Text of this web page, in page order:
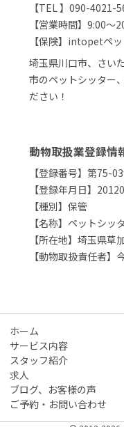
【TEL 】090-4021-
【営業時間】9:00～
【保険】intopetペ
埼玉県川口市、さい
市のペットシッター
ださい！
動物取扱業登録情
【登録番号】第75-
【登録年月日】
【種別】保管
【名称】ペットシッ
【所在地】埼玉県草
【動物取扱責任者
ホーム
サービス内容
スタッフ紹介
求人
ブログ、お客様の声
ご予約・お問い合わせ